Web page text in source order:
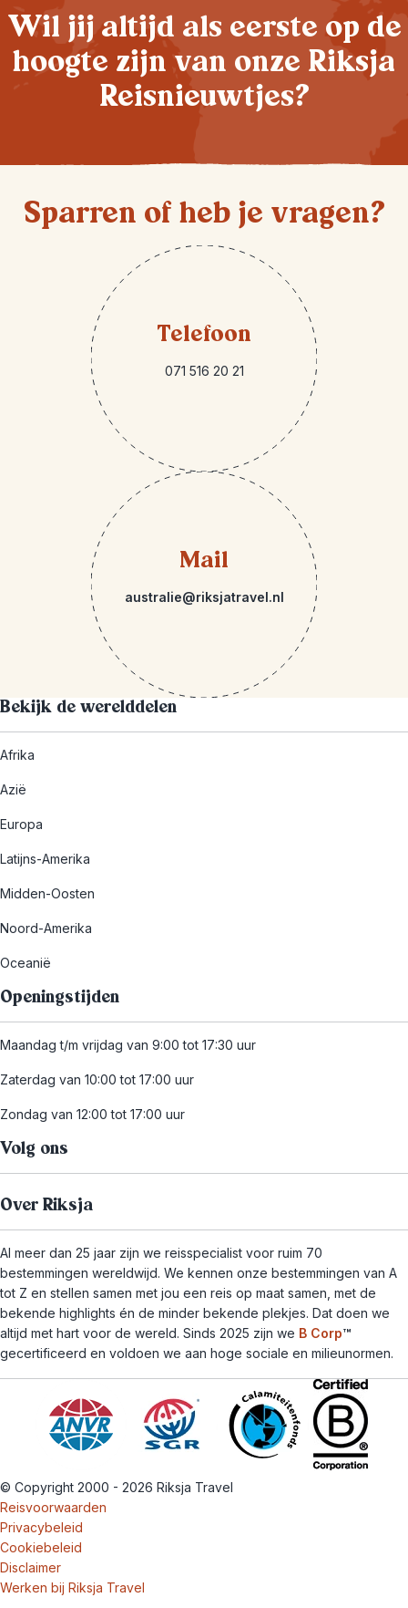
Wil jij altijd als eerste op de
hoogte zijn van onze Riksja
Reisnieuwtjes?
Sparren of heb je vragen?
Telefoon
071 516 20 21
Mail
australie@riksjatravel.nl
Bekijk de werelddelen
Afrika
Azië
Europa
Latijns-Amerika
Midden-Oosten
Noord-Amerika
Oceanië
Openingstijden
Maandag t/m vrijdag van 9:00 tot 17:30 uur
Zaterdag van 10:00 tot 17:00 uur
Zondag van 12:00 tot 17:00 uur
Volg ons
Over Riksja
Al meer dan 25 jaar zijn we reisspecialist voor ruim 70
bestemmingen wereldwijd. We kennen onze bestemmingen van A
tot Z en stellen samen met jou een reis op maat samen, met de
bekende highlights én de minder bekende plekjes. Dat doen we
altijd met hart voor de wereld. Sinds 2025 zijn we B Corp™
gecertificeerd en voldoen we aan hoge sociale en milieunormen.
© Copyright 2000 - 2026 Riksja Travel
Reisvoorwaarden
Privacybeleid
Cookiebeleid
Disclaimer
Werken bij Riksja Travel